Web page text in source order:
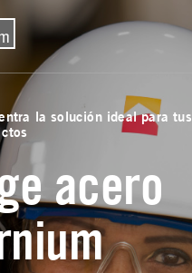
la solución ideal para tus
acero